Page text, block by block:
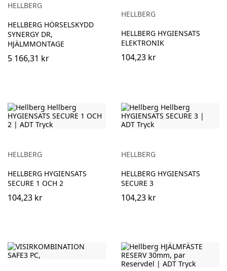
HELLBERG
HELLBERG HÖRSELSKYDD
SYNERGY DR,
HJÄLMMONTAGE
5 166,31 kr
HELLBERG
HELLBERG HYGIENSATS
ELEKTRONIK
104,23 kr
HELLBERG
HELLBERG HYGIENSATS
SECURE 1 OCH 2
104,23 kr
HELLBERG
HELLBERG HYGIENSATS
SECURE 3
104,23 kr